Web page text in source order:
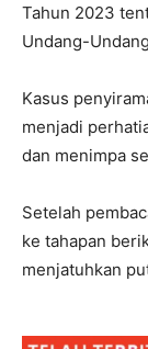
Tahun 2023
Undang-
Kasus
menjadi
dan menimpa
Setelah
ke tahapan
menjatuhkan